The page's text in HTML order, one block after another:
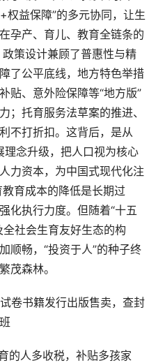
权益保障”的多元协同，让生
孕产、育儿、教育全链条的
策设计兼顾了普惠性与精
了公平底线，地方特色举措
、意外险保障等“地方版”
；托育服务法草案的推进、
不打折扣。这背后，是从
理念升级，把人口视为核心
力资本，为中国式现代化注
育成本的降低是长期过
化执行力度。但随着“十五
社会生育友好生态的构
顺畅，“投资于人”的种子终
茂森林。
卷书籍发行出版售卖，查封
的人多收税，补贴多孩家